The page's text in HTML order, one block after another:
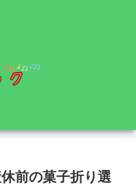
前の菓子折り選